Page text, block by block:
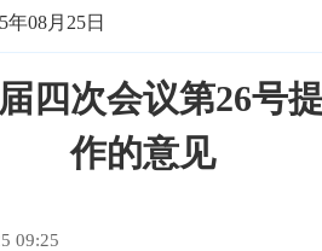
年08月25日
四次会议第26号
作的意见
09:25